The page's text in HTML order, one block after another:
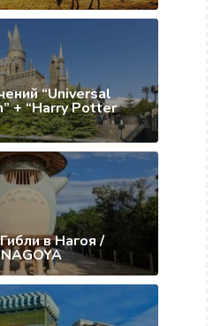
“Universal
+ “Harry Potter
в Нагоя /